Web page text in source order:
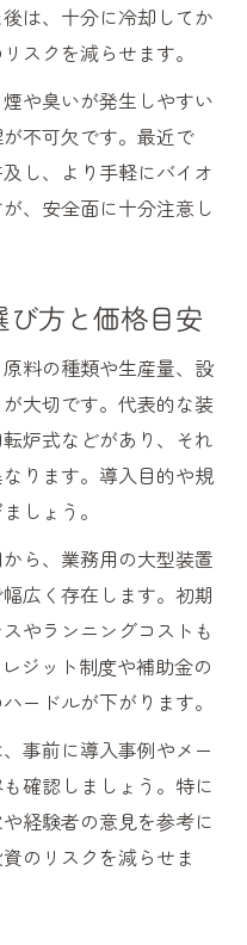
は、十分に冷却してか
スクを減らせます。
や臭いが発生しやすい
不可欠です。最近で
し、より手軽にバイオ
、安全面に十分注意し
方と価格目安
料の種類や生産量、設
大切です。代表的な装
炉式などがあり、それ
ります。導入目的や規
しょう。
ら、業務用の大型装置
広く存在します。初期
やランニングコストも
ジット制度や補助金の
ードルが下がります。
事前に導入事例やメー
確認しましょう。特に
経験者の意見を参考に
のリスクを減らせま